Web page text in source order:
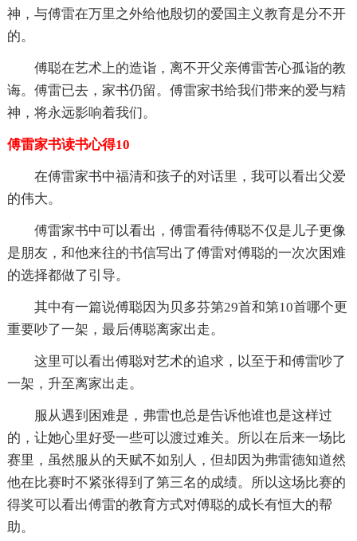
神，与傅雷在万里之外给他殷切的爱国主义教育是分不开
的。
傅聪在艺术上的造诣，离不开父亲傅雷苦心孤诣的教
诲。傅雷已去，家书仍留。傅雷家书给我们带来的爱与精
神，将永远影响着我们。
傅雷家书读书心得10
在傅雷家书中福清和孩子的对话里，我可以看出父爱
的伟大。
傅雷家书中可以看出，傅雷看待傅聪不仅是儿子更像
是朋友，和他来往的书信写出了傅雷对傅聪的一次次困难
的选择都做了引导。
其中有一篇说傅聪因为贝多芬第29首和第10首哪个更
重要吵了一架，最后傅聪离家出走。
这里可以看出傅聪对艺术的追求，以至于和傅雷吵了
一架，升至离家出走。
服从遇到困难是，弗雷也总是告诉他谁也是这样过
的，让她心里好受一些可以渡过难关。所以在后来一场比
赛里，虽然服从的天赋不如别人，但却因为弗雷德知道然
他在比赛时不紧张得到了第三名的成绩。所以这场比赛的
得奖可以看出傅雷的教育方式对傅聪的成长有恒大的帮
助。